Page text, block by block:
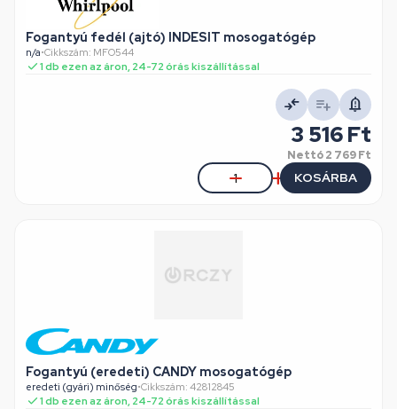
Fogantyú fedél (ajtó) INDESIT mosogatógép
n/a•Cikkszám: MFO544
1 db ezen az áron, 24-72 órás kiszállítással
3 516 Ft
Nettó2 769 Ft
KOSÁRBA
Fogantyú (eredeti) CANDY mosogatógép
eredeti (gyári) minőség•Cikkszám: 42812845
1 db ezen az áron, 24-72 órás kiszállítással